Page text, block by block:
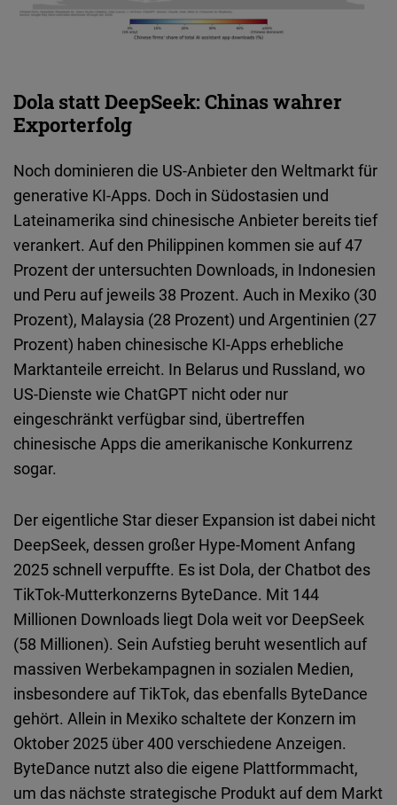
Dola statt DeepSeek: Chinas wahrer
Exporterfolg
Noch dominieren die US-Anbieter den Weltmarkt für
generative KI-Apps. Doch in Südostasien und
Lateinamerika sind chinesische Anbieter bereits tief
verankert. Auf den Philippinen kommen sie auf 47
Prozent der untersuchten Downloads, in Indonesien
und Peru auf jeweils 38 Prozent. Auch in Mexiko (30
Prozent), Malaysia (28 Prozent) und Argentinien (27
Prozent) haben chinesische KI-Apps erhebliche
Marktanteile erreicht. In Belarus und Russland, wo
US-Dienste wie ChatGPT nicht oder nur
eingeschränkt verfügbar sind, übertreffen
chinesische Apps die amerikanische Konkurrenz
sogar.
Der eigentliche Star dieser Expansion ist dabei nicht
DeepSeek, dessen großer Hype-Moment Anfang
2025 schnell verpuffte. Es ist Dola, der Chatbot des
TikTok-Mutterkonzerns ByteDance. Mit 144
Millionen Downloads liegt Dola weit vor DeepSeek
(58 Millionen). Sein Aufstieg beruht wesentlich auf
massiven Werbekampagnen in sozialen Medien,
insbesondere auf TikTok, das ebenfalls ByteDance
gehört. Allein in Mexiko schaltete der Konzern im
Oktober 2025 über 400 verschiedene Anzeigen.
ByteDance nutzt also die eigene Plattformmacht,
um das nächste strategische Produkt auf dem Markt